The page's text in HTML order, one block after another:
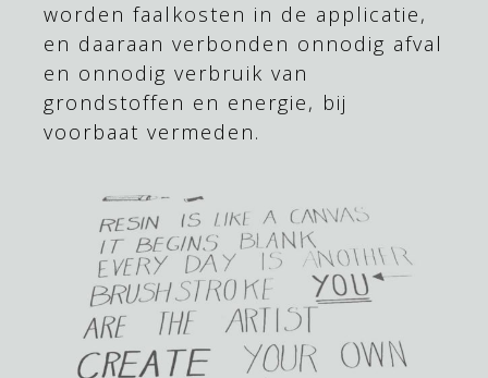
worden faalkosten in de applicatie,
en daaraan verbonden onnodig afval
en onnodig verbruik van
grondstoffen en energie, bij
voorbaat vermeden.